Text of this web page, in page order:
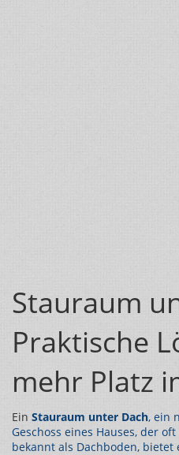
Stauraum
Praktische
mehr Platz
Ein Stauraum unter Dach, ein
Geschoss eines Hauses, der
bekannt als Dachboden, bietet